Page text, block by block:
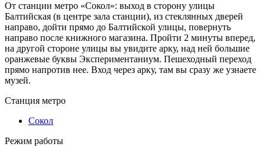
От станции метро «Сокол»: выход в сторону улицы
Балтийская (в центре зала станции), из стеклянных дверей
направо, дойти прямо до Балтийской улицы, повернуть
направо после книжного магазина. Пройти 2 минуты вперед,
на другой стороне улицы вы увидите арку, над ней большие
оранжевые буквы Экспериментаниум. Пешеходный переход
прямо напротив нее. Вход через арку, там вы сразу же узнаете
музей.
Станция метро
Сокол
Режим работы